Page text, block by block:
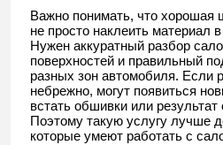
Важно понимать, что
не просто наклеить материал
Нужен аккуратный разбор
поверхностей и правильный
разных зон автомобиля. Если
небрежно, могут появиться
встать обшивки или
Поэтому такую услугу лучше
которые умеют работать с